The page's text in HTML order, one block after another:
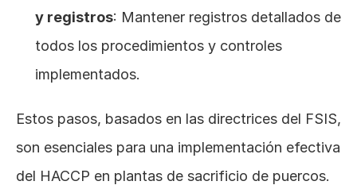
y registros: Mantener registros detallados de
todos los procedimientos y controles
implementados.
Estos pasos, basados en las directrices del FSIS,
son esenciales para una implementación efectiva
del HACCP en plantas de sacrificio de puercos.